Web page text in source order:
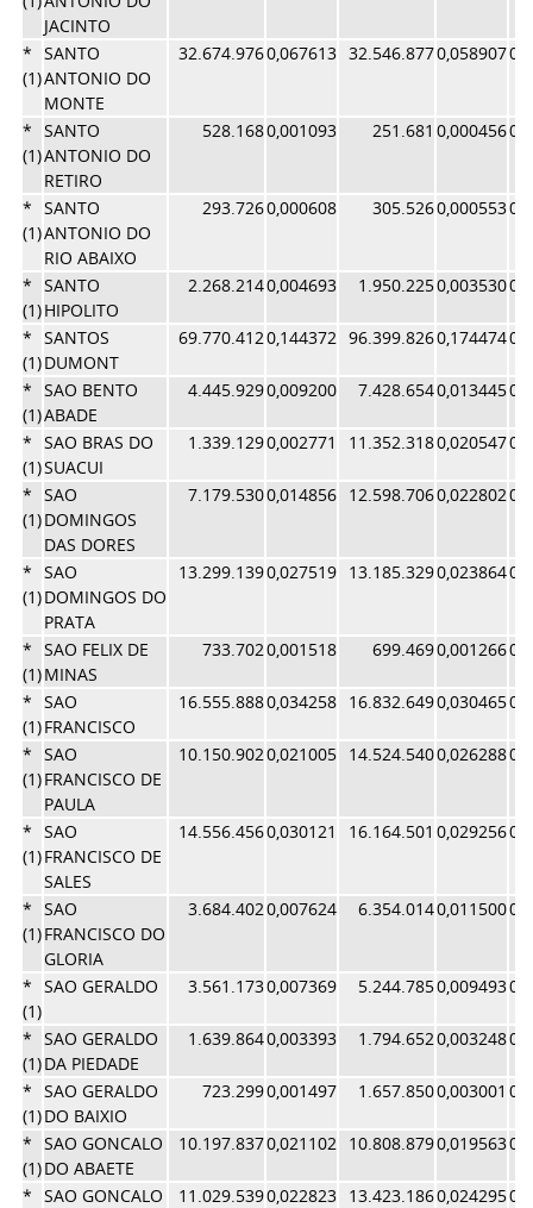
JACINTO
*
(1)
SANTO
ANTONIO DO
MONTE
32.674.9760,067613 32.546.8770,058907
*
(1)
SANTO
ANTONIO DO
RETIRO
528.1680,001093 251.681 0,000456
*
(1)
SANTO
ANTONIO DO
RIO ABAIXO
293.7260,000608 305.5260,000553
*
(1)
SANTO
HIPOLITO
2.268.2140,004693 1.950.2250,003530
*
(1)
SANTOS
DUMONT
69.770.4120,144372 96.399.8260,174474
*
(1)
SAO BENTO
ABADE
4.445.9290,009200 7.428.6540,013445
*
(1)
SAO BRAS DO
SUACUI
1.339.1290,002771 11.352.3180,020547
*
(1)
SAO
DOMINGOS
DAS DORES
7.179.5300,014856 12.598.7060,022802
*
(1)
SAO
DOMINGOS DO
PRATA
13.299.1390,027519 13.185.3290,023864
*
(1)
SAO FELIX DE
MINAS
733.7020,001518 699.4690,001266
*
(1)
SAO
FRANCISCO
16.555.8880,034258 16.832.6490,030465
*
(1)
SAO
FRANCISCO DE
PAULA
10.150.9020,021005 14.524.5400,026288
*
(1)
SAO
FRANCISCO DE
SALES
14.556.4560,030121 16.164.501 0,029256
*
(1)
SAO
FRANCISCO DO
GLORIA
3.684.4020,007624 6.354.0140,011500
*
(1)
SAO GERALDO 3.561.1730,007369 5.244.7850,009493
*
(1)
SAO GERALDO
DA PIEDADE
1.639.8640,003393 1.794.6520,003248
*
(1)
SAO GERALDO
DO BAIXIO
723.2990,001497 1.657.8500,003001
*
(1)
SAO GONCALO
DO ABAETE
10.197.8370,021102 10.808.8790,019563
* SAO GONCALO
11.029.5390,022823 13.423.1860,024295